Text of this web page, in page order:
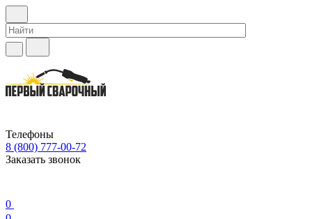
Телефоны
8 (800) 777-00-72
Заказать звонок
0